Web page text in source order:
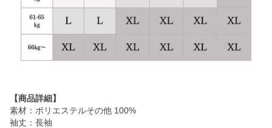
【商品詳細】
素材：ポリエステルその他 100%
袖丈：長袖